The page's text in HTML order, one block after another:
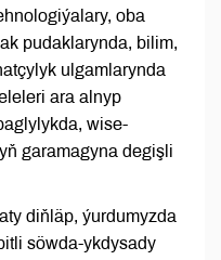
oba
pudaklarynda, bilim,
ulgamlarynda
ara alnyp
wise-
garamagyna degişli
diňläp, ýurdumyzda
söwda-ykdysady